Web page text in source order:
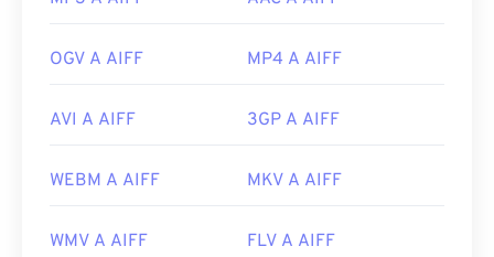
OGV A AIFF MP4 A AIFF
AVI A AIFF 3GP A AIFF
WEBM A AIFF MKV A AIFF
WMV A AIFF FLV A AIFF